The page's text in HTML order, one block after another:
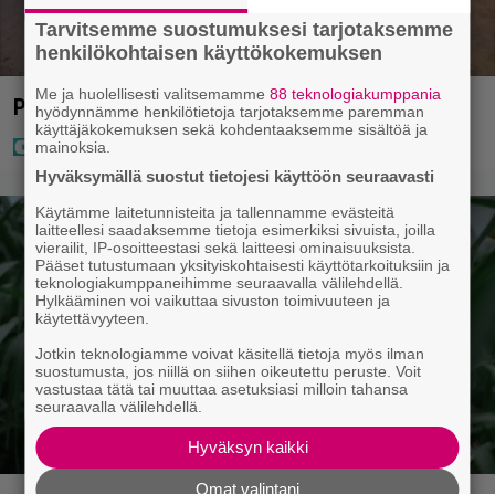
Poliisi teki surullisen löydön Lohjalla
Tarvitsemme suostumuksesi tarjotaksemme
henkilökohtaisen käyttökokemuksen
Me ja huolellisesti valitsemamme88 teknologiakumppania
hyödynnämme henkilötietoja tarjotaksemme paremman
käyttäjäkokemuksen sekä kohdentaaksemme sisältöä ja
mainoksia.
Hyväksymällä suostut tietojesi käyttöön seuraavasti
Käytämme laitetunnisteita ja tallennamme evästeitä
laitteellesi saadaksemme tietoja esimerkiksi sivuista, joilla
vierailit, IP-osoitteestasi sekä laitteesi ominaisuuksista.
Pääset tutustumaan yksityiskohtaisesti käyttötarkoituksiin ja
teknologiakumppaneihimme seuraavalla välilehdellä.
Hylkääminen voi vaikuttaa sivuston toimivuuteen ja
käytettävyyteen.
Jotkin teknologiamme voivat käsitellä tietoja myös ilman
suostumusta, jos niillä on siihen oikeutettu peruste. Voit
vastustaa tätä tai muuttaa asetuksiasi milloin tahansa
seuraavalla välilehdellä.
Hyväksyn kaikki
Omat valintani